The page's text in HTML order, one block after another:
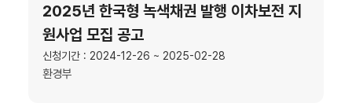
2025년 한국형 녹색채권 발행 이차보전 지
원사업 모집 공고
신청기간 : 2024-12-26 ~ 2025-02-28
환경부